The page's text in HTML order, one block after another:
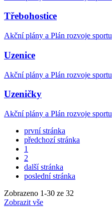
Třebohostice
Akční plány a Plán rozvoje sportu
Uzenice
Akční plány a Plán rozvoje sportu
Uzeničky
Akční plány a Plán rozvoje sportu
první stránka
předchozí stránka
1
2
další stránka
poslední stránka
Zobrazeno 1-30 ze 32
Zobrazit vše